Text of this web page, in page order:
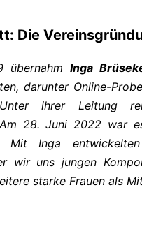
Die
übernahm Inga
darunter Online-
Unter ihrer
28. Juni 2022 war
Mit Inga
wir uns jungen
starke Frauen als